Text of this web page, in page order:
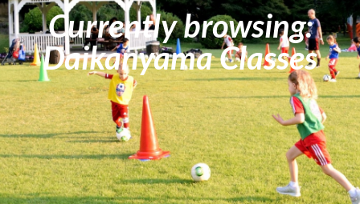
Currently browsing:
Daikanyama Classes